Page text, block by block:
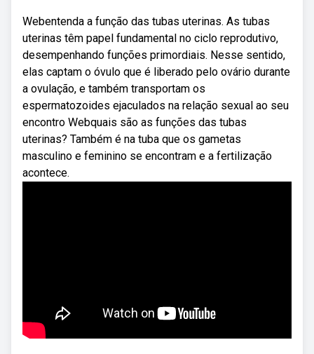
Webentenda a função das tubas uterinas. As tubas
uterinas têm papel fundamental no ciclo reprodutivo,
desempenhando funções primordiais. Nesse sentido,
elas captam o óvulo que é liberado pelo ovário durante
a ovulação, e também transportam os
espermatozoides ejaculados na relação sexual ao seu
encontro Webquais são as funções das tubas
uterinas? Também é na tuba que os gametas
masculino e feminino se encontram e a fertilização
acontece.